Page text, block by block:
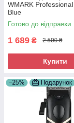
WMARK
Blue
Готово до відправки
1 689 ₴ 2 500 ₴
Купити
–25% Подарунок